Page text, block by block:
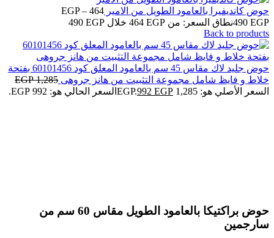
حوض كانديفيرا بالعامود الطويل من الامير 464
EGP –
490 EGP
نطاق السعر: من ⁦464 EGP⁩ خلال ⁦490 EGP⁩
Back to products
حوض جليد لاك مقاس 45 سم بالعامود المعلق كود 60101456 بفتحة
خلاط و فايظ شامل مجموعة التثبيت من هانز جروهى 1,285
EGP
السعر الأصلي هو: 1,285 EGP.
992 EGP
السعر الحالي هو: 992 EGP.
حوض براكتيكا بالعامود الطويل مقاس 60 سم من
سارجمين